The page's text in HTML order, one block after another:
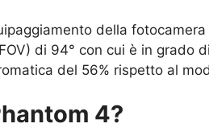
della
di 94° con cui è in grado
del 56% rispetto al
4?